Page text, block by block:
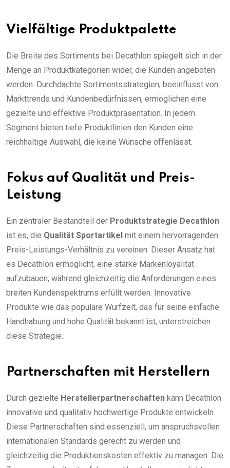
Vielfältige Produktpalette
Die Breite des Sortiments bei Decathlon spiegelt sich in der
Menge an Produktkategorien wider, die Kunden angeboten
werden. Durchdachte Sortimentsstrategien, beeinflusst von
Markttrends und Kundenbedürfnissen, ermöglichen eine
gezielte und effektive Produktpräsentation. In jedem
Segment bieten tiefe Produktlinien den Kunden eine
reichhaltige Auswahl, die keine Wünsche offenlässt.
Fokus auf Qualität und Preis-
Leistung
Ein zentraler Bestandteil der Produktstrategie Decathlon
ist es, die Qualität Sportartikel mit einem hervorragenden
Preis-Leistungs-Verhältnis zu vereinen. Dieser Ansatz hat
es Decathlon ermöglicht, eine starke Markenloyalität
aufzubauen, während gleichzeitig die Anforderungen eines
breiten Kundenspektrums erfüllt werden. Innovative
Produkte wie das populäre Wurfzelt, das für seine einfache
Handhabung und hohe Qualität bekannt ist, unterstreichen
diese Strategie.
Partnerschaften mit Herstellern
Durch gezielte Herstellerpartnerschaften kann Decathlon
innovative und qualitativ hochwertige Produkte entwickeln.
Diese Partnerschaften sind essenziell, um anspruchsvollen
internationalen Standards gerecht zu werden und
gleichzeitig die Produktionskosten effektiv zu managen. Die